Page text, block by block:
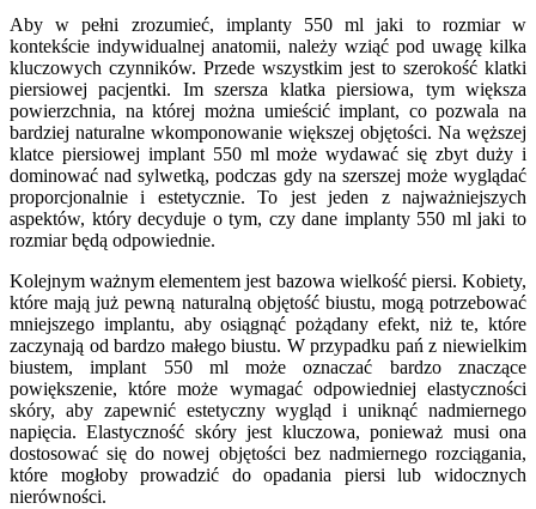
Aby w pełni zrozumieć, implanty 550 ml jaki to rozmiar w
kontekście indywidualnej anatomii, należy wziąć pod uwagę kilka
kluczowych czynników. Przede wszystkim jest to szerokość klatki
piersiowej pacjentki. Im szersza klatka piersiowa, tym większa
powierzchnia, na której można umieścić implant, co pozwala na
bardziej naturalne wkomponowanie większej objętości. Na węższej
klatce piersiowej implant 550 ml może wydawać się zbyt duży i
dominować nad sylwetką, podczas gdy na szerszej może wyglądać
proporcjonalnie i estetycznie. To jest jeden z najważniejszych
aspektów, który decyduje o tym, czy dane implanty 550 ml jaki to
rozmiar będą odpowiednie.
Kolejnym ważnym elementem jest bazowa wielkość piersi. Kobiety,
które mają już pewną naturalną objętość biustu, mogą potrzebować
mniejszego implantu, aby osiągnąć pożądany efekt, niż te, które
zaczynają od bardzo małego biustu. W przypadku pań z niewielkim
biustem, implant 550 ml może oznaczać bardzo znaczące
powiększenie, które może wymagać odpowiedniej elastyczności
skóry, aby zapewnić estetyczny wygląd i uniknąć nadmiernego
napięcia. Elastyczność skóry jest kluczowa, ponieważ musi ona
dostosować się do nowej objętości bez nadmiernego rozciągania,
które mogłoby prowadzić do opadania piersi lub widocznych
nierówności.